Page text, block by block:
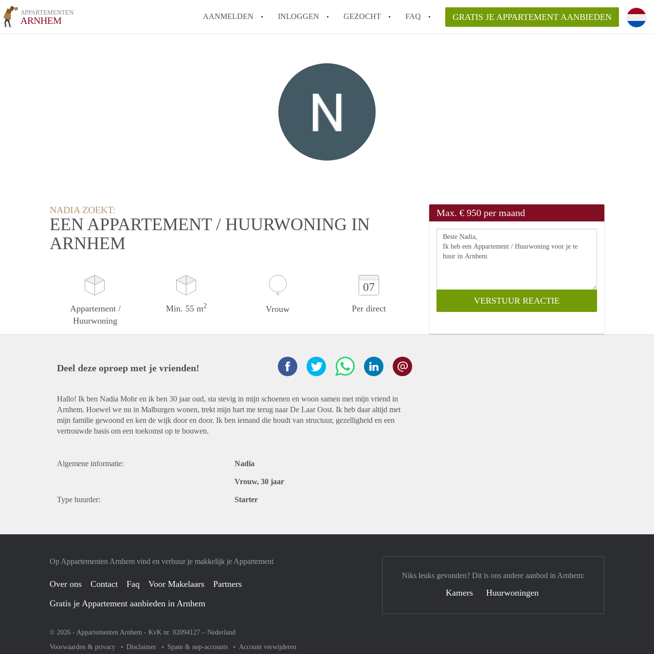
APPARTEMENTEN
ARNHEM AANMELDEN INLOGGEN GEZOCHT FAQ
How to translate AppartementenArnhem!
Wat is AppartementenArnhem?
Hoeveel kost het om te reageren op een Appartement in Arnhem?
Wat is de privacyverklaring van AppartementenArnhem?
Berekent AppartementenArnhem
makelaarsvergoeding/bemiddelingsvergoeding?
Alle veelgestelde vragen
GRATIS JE APPARTEMENT AANBIEDEN
NADIA ZOEKT:
EEN APPARTEMENT / HUURWONING IN
ARNHEM
Appartement /
Huurwoning
Min. 55 m2 Vrouw
07
Per direct
Max. € 950 per maand
Deel deze oproep met je vrienden!
Hallo! Ik ben Nadia Mohr en ik ben 30 jaar oud, sta stevig in mijn schoenen en woon samen met mijn vriend in
Arnhem. Hoewel we nu in Malburgen wonen, trekt mijn hart me terug naar De Laar Oost. Ik heb daar altijd met
mijn familie gewoond en ken de wijk door en door. Ik ben iemand die houdt van structuur, gezelligheid en een
vertrouwde basis om een toekomst op te bouwen.
Algemene informatie: Nadia
Vrouw, 30 jaar
Type huurder: Starter
Op Appartementen Arnhem vind en verhuur je makkelijk je Appartement
Over ons Contact Faq Voor Makelaars
Partners
Gratis je Appartement aanbieden in Arnhem
© 2026 - Appartementen Arnhem - KvK nr. 02094127 – Nederland
Voorwaarden & privacy
Disclaimer Spam & nep-accounts Account verwijderen
Niks leuks gevonden? Dit is ons andere aanbod in Arnhem:
Kamers Huurwoningen